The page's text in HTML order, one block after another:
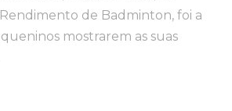
de Badminton, foi a
mostrarem as suas